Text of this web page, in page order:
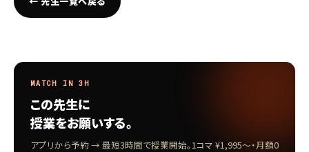
MATCH IN 3H
この先生に
授業をお願いする。
アプリから予約 → 最短3時間で授業開始。1コマ ¥1,995〜・月額0